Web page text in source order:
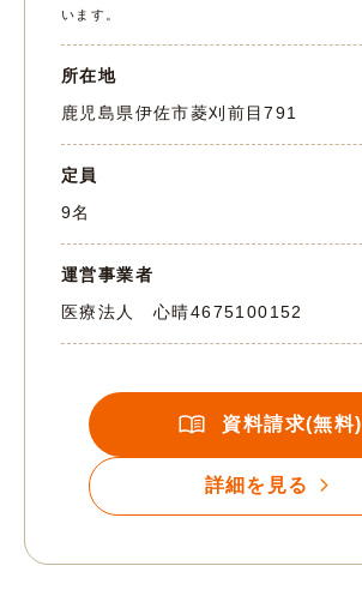
います。
所在地
鹿児島県伊佐市菱刈前目791
定員
9名
運営事業者
医療法人 心晴4675100152
資料請求(無料)
詳細を見る